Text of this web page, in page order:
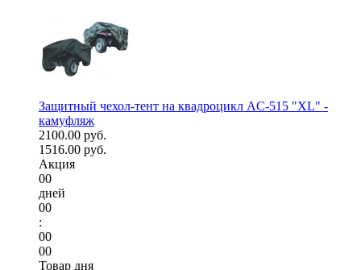
Защитный чехол-тент на квадроцикл AC-515 "XL" -
камуфляж
2100.00 руб.
1516.00 руб.
Акция
00
дней
00
:
00
00
Товар дня